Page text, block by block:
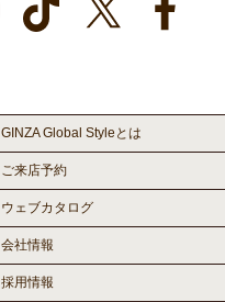
GINZA Global Styleとは
ご来店予約
ウェブカタログ
会社情報
採用情報